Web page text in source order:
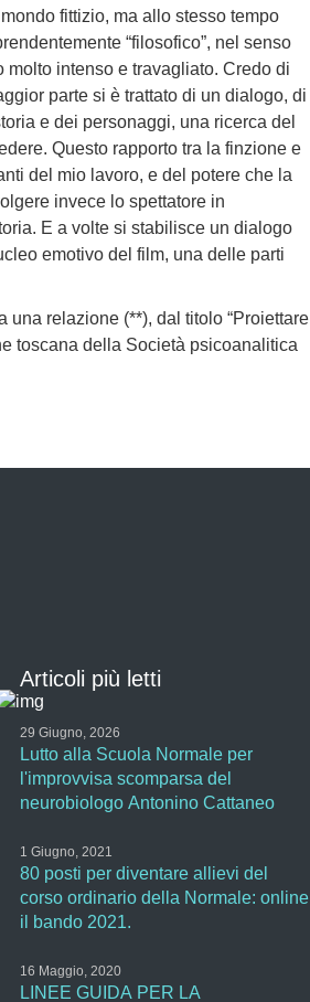
fittizio, ma allo stesso tempo
“filosofico”, nel senso
intenso e travagliato. Credo di
parte si è trattato di un dialogo, di
e dei personaggi, una ricerca del
Questo rapporto tra la finzione e
del mio lavoro, e del potere che la
invece lo spettatore in
E a volte si stabilisce un dialogo
emotivo del film, una delle parti
una relazione (**), dal titolo “Proiettare
toscana della Società psicoanalitica
Articoli più letti
29 Giugno, 2026
Lutto alla Scuola Normale per
l'improvvisa scomparsa del
neurobiologo Antonino Cattaneo
1 Giugno, 2021
80 posti per diventare allievi del
corso ordinario della Normale: online
il bando 2021.
16 Maggio, 2020
LINEE GUIDA PER LA